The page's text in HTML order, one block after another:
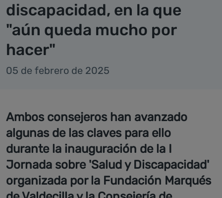
discapacidad, en la que
"aún queda mucho por
hacer"
05 de febrero de 2025
Ambos consejeros han avanzado
algunas de las claves para ello
durante la inauguración de la I
Jornada sobre 'Salud y Discapacidad'
organizada por la Fundación Marqués